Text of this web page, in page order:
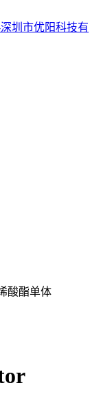
酸酯单体